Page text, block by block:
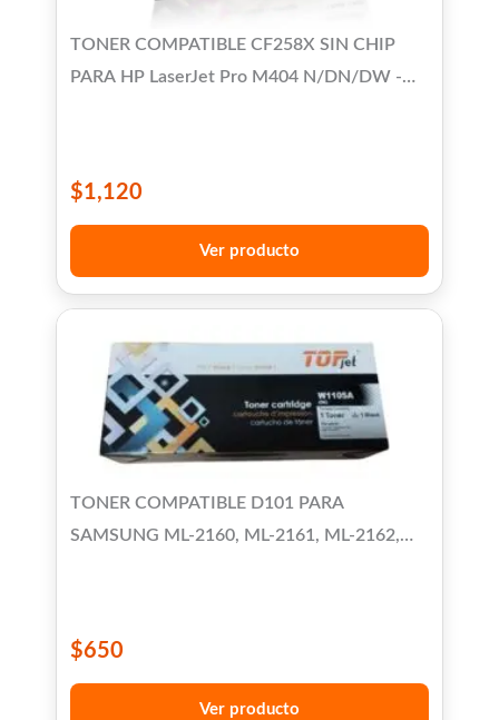
TONER COMPATIBLE CF258X SIN CHIP
PARA HP LaserJet Pro M404 N/DN/DW -
$1,120
Ver producto
TONER COMPATIBLE D101 PARA
SAMSUNG ML-2160, ML-2161, ML-2162,
$650
Ver producto